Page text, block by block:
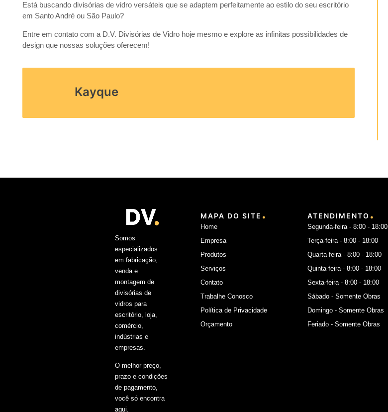
Está buscando divisórias de vidro versáteis que se adaptem perfeitamente ao estilo do seu escritório
em Santo André ou São Paulo?
Entre em contato com a D.V. Divisórias de Vidro hoje mesmo e explore as infinitas possibilidades de
design que nossas soluções oferecem!
Kayque
Somos
especializados
em fabricação,
venda e
montagem de
divisórias de
vidros para
escritório, loja,
comércio,
indústrias e
empresas.
O melhor preço,
prazo e condições
de pagamento,
você só encontra
aqui.
MAPA DO SITE .
Home
Empresa
Produtos
Serviços
Contato
Trabalhe Conosco
Política de Privacidade
Orçamento
ATENDIMENTO .
Segunda-feira - 8:00 - 18:00
Terça-feira - 8:00 - 18:00
Quarta-feira - 8:00 - 18:00
Quinta-feira - 8:00 - 18:00
Sexta-feira - 8:00 - 18:00
Sábado - Somente Obras
Domingo - Somente Obras
Feriado - Somente Obras